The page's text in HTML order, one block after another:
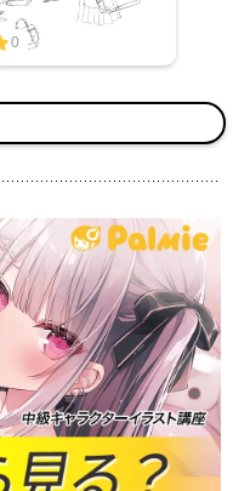
0